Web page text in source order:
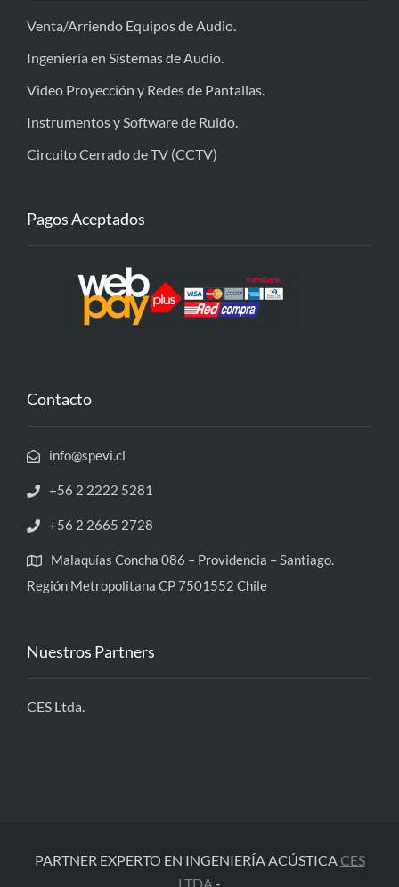
Venta/Arriendo Equipos de Audio.
Ingeniería en Sistemas de Audio.
Video Proyección y Redes de Pantallas.
Instrumentos y Software de Ruido.
Circuito Cerrado de TV (CCTV)
Pagos Aceptados
Contacto
info@spevi.cl
+56 2 2222 5281
+56 2 2665 2728
Malaquías Concha 086 – Providencia – Santiago.
Región Metropolitana CP 7501552 Chile
Nuestros Partners
CES Ltda.
PARTNER EXPERTO EN INGENIERÍA ACÚSTICA CES
LTDA -